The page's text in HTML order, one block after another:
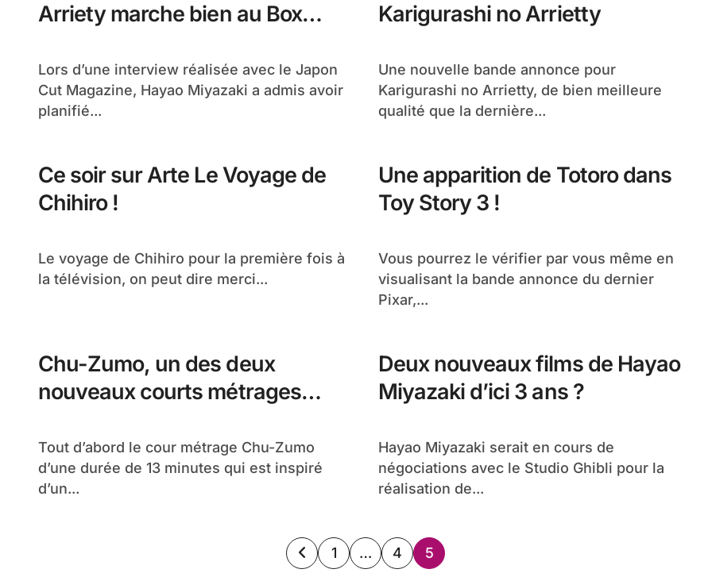
Arriety marche bien au Box
Lors d’une interview réalisée avec le Japon
Cut Magazine, Hayao Miyazaki a admis avoir
planifié...
Karigurashi no Arrietty
Une nouvelle bande annonce pour
Karigurashi no Arrietty, de bien meilleure
qualité que la dernière...
Ce soir sur Arte Le Voyage de
Chihiro !
Le voyage de Chihiro pour la première fois à
la télévision, on peut dire merci...
Une apparition de Totoro dans
Toy Story 3 !
Vous pourrez le vérifier par vous même en
visualisant la bande annonce du dernier
Pixar,...
Chu-Zumo, un des deux
nouveaux courts métrages
Tout d’abord le cour métrage Chu-Zumo
d’une durée de 13 minutes qui est inspiré
d’un...
Deux nouveaux films de Hayao
Miyazaki d’ici 3 ans ?
Hayao Miyazaki serait en cours de
négociations avec le Studio Ghibli pour la
réalisation de...
Pagination
1 … 4 5